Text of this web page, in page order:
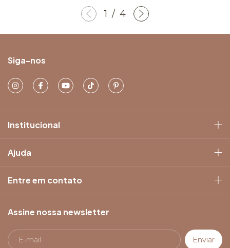
1 / 4
Siga-nos
Institucional
Ajuda
Entre em contato
Assine nossa newsletter